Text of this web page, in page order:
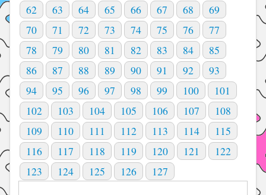
62
63 64 65 66 67 68
69
70
71 72 73 74 75 76
77
78
79 80 81 82 83 84
85
86
87 88 89 90 91 92
93
94
95 96 97 98 99 100
101
102
103 104 105 106 107
108
109
110 111 112 113 114
115
116
117 118 119 120 121
122
123
124 125 126 127